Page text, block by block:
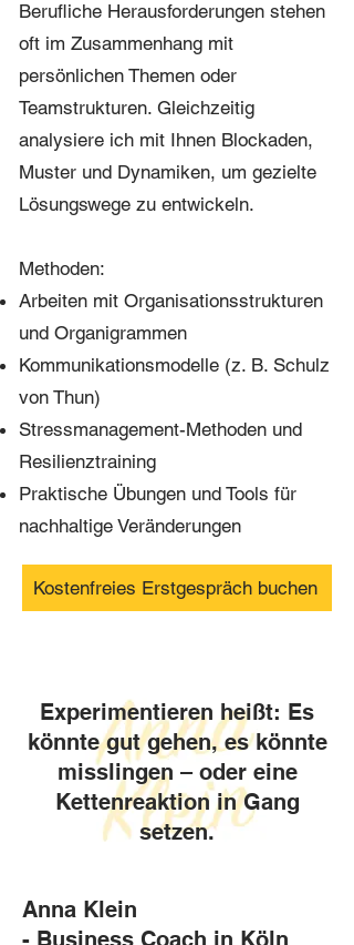
Berufliche Herausforderungen stehen
oft im Zusammenhang mit
persönlichen Themen oder
Teamstrukturen. Gleichzeitig
analysiere ich mit Ihnen Blockaden,
Muster und Dynamiken, um gezielte
Lösungswege zu entwickeln.
Methoden:
Arbeiten mit Organisationsstrukturen
und Organigrammen
Kommunikationsmodelle (z. B. Schulz
von Thun)
Stressmanagement-Methoden und
Resilienztraining
Praktische Übungen und Tools für
nachhaltige Veränderungen
Kostenfreies Erstgespräch buchen
Experimentieren heißt: Es
könnte gut gehen, es könnte
misslingen – oder eine
Kettenreaktion in Gang
setzen.
Anna Klein
- Business Coach in Köln